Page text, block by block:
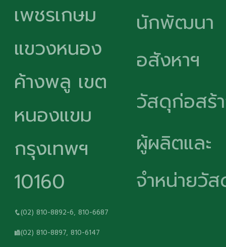
เพชรเกษม
แขวงหนอง
ค้างพลู เขต
หนองแขม
กรุงเทพฯ
10160
(02) 810-8892-6, 810-6687
(02) 810-8897, 810-6147
นักพัฒนา
อสังหาฯ
วัสดุก่อสร้
ผู้ผลิตและ
จำหน่ายวั